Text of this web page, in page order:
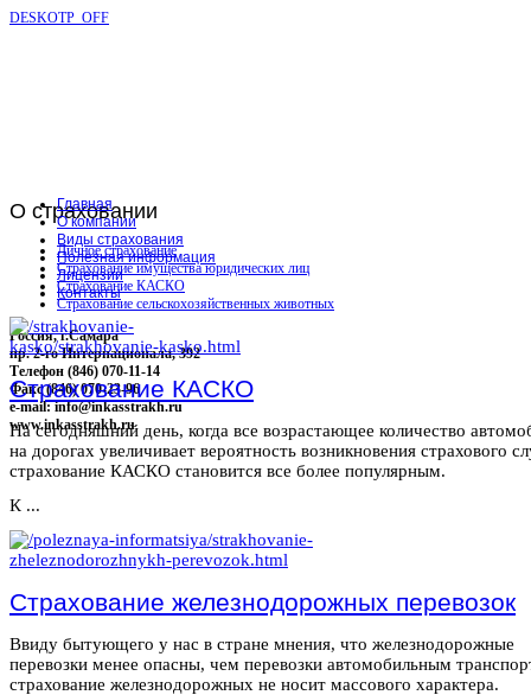
DESKOTP_OFF
О страховании
Личное страхование
Страхование имущества юридических лиц
Страхование КАСКО
Страхование сельскохозяйственных животных
Россия, г.Самара
пр. 2-го Интернационала, 392
Телефон (846) 070-11-14
Факс (846) 070-23-96
e-mail: info@inkasstrakh.ru
www.inkasstrakh.ru
Главная
О компании
Виды страхования
Полезная информация
Лицензии
Контакты
Страхование КАСКО
На сегодняшний день, когда все возрастающее количество
на дорогах увеличивает вероятность возникновения страхового
страхование КАСКО становится все более популярным.
К ...
Страхование железнодорожных перевозок
Ввиду бытующего у нас в стране мнения, что железнодорожные
перевозки менее опасны, чем перевозки автомобильным
страхование железнодорожных не носит массового характера.